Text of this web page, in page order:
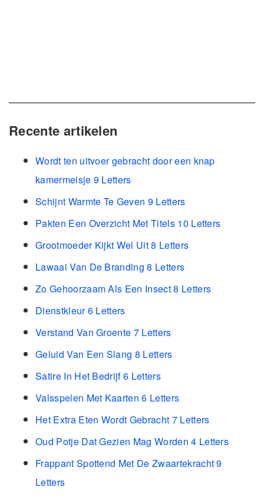
Recente artikelen
Wordt ten uitvoer gebracht door een knap
kamermeisje 9 Letters
Schijnt Warmte Te Geven 9 Letters
Pakten Een Overzicht Met Titels 10 Letters
Grootmoeder Kijkt Wel Uit 8 Letters
Lawaai Van De Branding 8 Letters
Zo Gehoorzaam Als Een Insect 8 Letters
Dienstkleur 6 Letters
Verstand Van Groente 7 Letters
Geluid Van Een Slang 8 Letters
Satire In Het Bedrijf 6 Letters
Valsspelen Met Kaarten 6 Letters
Het Extra Eten Wordt Gebracht 7 Letters
Oud Potje Dat Gezien Mag Worden 4 Letters
Frappant Spottend Met De Zwaartekracht 9
Letters